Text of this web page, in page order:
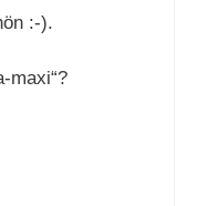
:-).
maxi“?